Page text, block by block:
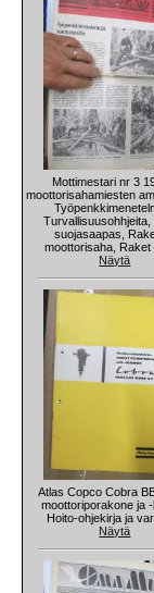
Mottimestari nr 3
moottorisahamiesten
Turvallisuusohhjeita,
suojasaapas,
moottorisaha, Raket
Näytä
Atlas Copco Cobra
moottoriporakone ja
Hoito-ohjekirja ja
Näytä